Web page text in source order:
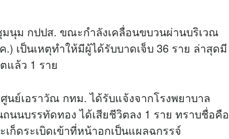
นุม กปปส. ขณะกำลังเคลื่อนขบวนผ่านบริเวณ
เป็นเหตุทำให้มีผู้ได้รับบาดเจ็บ 36 ราย ล่าสุดมี
แล้ว 1 ราย
นย์เอราวัณ กทม. ได้รับแจ้งจากโรงพยาบาล
นนบรรทัดทอง ได้เสียชีวิตลง 1 ราย ทราบชื่อคือ
ก็ดระเบิดเข้าที่หน้าอกเป็นแผลฉกรรจ์